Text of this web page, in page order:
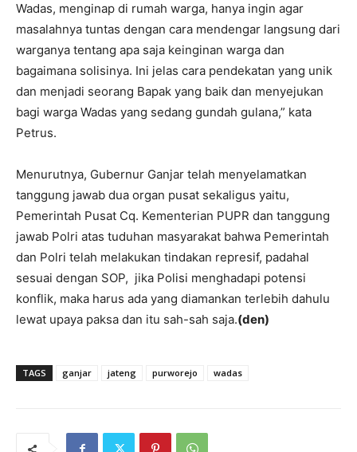
Wadas, menginap di rumah warga, hanya ingin agar
masalahnya tuntas dengan cara mendengar langsung dari
warganya tentang apa saja keinginan warga dan
bagaimana solisinya. Ini jelas cara pendekatan yang unik
dan menjadi seorang Bapak yang baik dan menyejukan
bagi warga Wadas yang sedang gundah gulana,” kata
Petrus.
Menurutnya, Gubernur Ganjar telah menyelamatkan
tanggung jawab dua organ pusat sekaligus yaitu,
Pemerintah Pusat Cq. Kementerian PUPR dan tanggung
jawab Polri atas tuduhan masyarakat bahwa Pemerintah
dan Polri telah melakukan tindakan represif, padahal
sesuai dengan SOP, jika Polisi menghadapi potensi
konflik, maka harus ada yang diamankan terlebih dahulu
lewat upaya paksa dan itu sah-sah saja.(den)
TAGS ganjar jateng purworejo wadas